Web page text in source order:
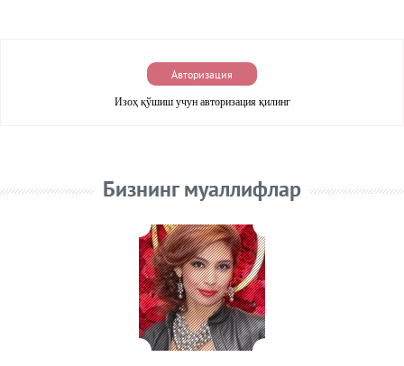
Авторизация
Изоҳ қўшиш учун авторизация қилинг
Бизнинг муаллифлар